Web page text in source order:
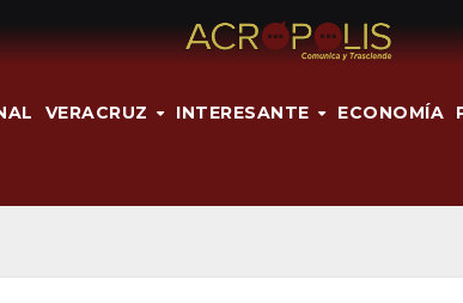
VERACRUZ INTERESANTE ECONOMÍA